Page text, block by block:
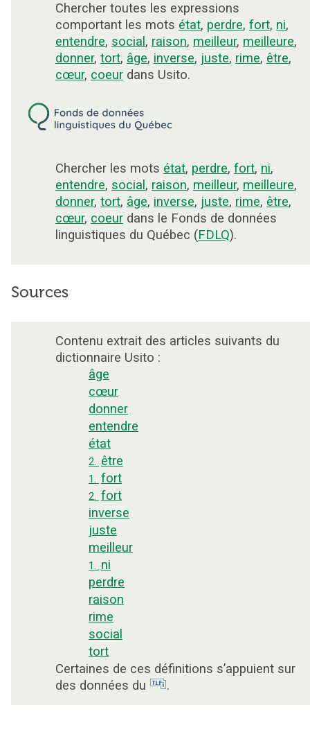
Chercher toutes les expressions
comportant les mots état, perdre, fort, ni,
entendre, social , raison, meilleur, meilleure,
donner, tort, âge, inverse, juste, rime, être,
cœur, coeur dans Usito.
Chercher les mots état, perdre, fort, ni,
entendre, social , raison, meilleur, meilleure,
donner, tort, âge, inverse, juste, rime, être,
cœur, coeur dans le Fonds de données
linguistiques du Québec (FDLQ).
Sources
Contenu extrait des articles suivants du
dictionnaire Usito :
âge
cœur
donner
entendre
état
2. être
1. fort
2.
fort
inverse
juste
meilleur
1.
ni
perdre
raison
rime
social
tort
Certaines de ces définitions s’appuient sur
des données du
.